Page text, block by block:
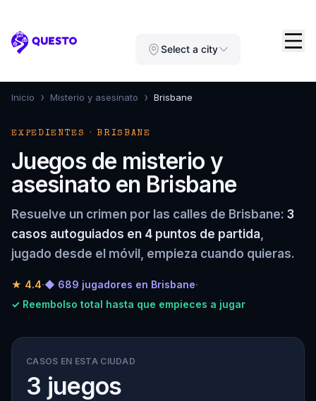
Questo Select a city
Inicio › Misterio y asesinato › Brisbane
EXPEDIENTES · BRISBANE
Juegos de misterio y
asesinato en Brisbane
Resuelve un crimen por las calles de Brisbane: 3
casos autoguiados en 4 puntos de partida,
jugado desde el móvil, empieza cuando quieras.
★ 4.4·◆ 689 jugadores en Brisbane·
✓ Reembolso total hasta que empieces a jugar
CASOS EN ESTA CIUDAD
3 juegos